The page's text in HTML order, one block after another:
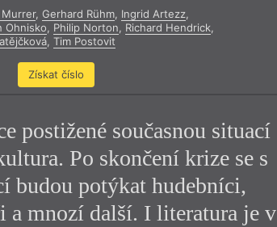
Výroční ceny
Murrer, Gerhard Rühm, Ingrid Artezz,
Ohnisko, Philip Norton, Richard Hendrick,
, Tim Postovit
Získat číslo
postižené současnou situací
Po skončení krize se s
budou potýkat hudebníci,
mnozí další. I literatura je v